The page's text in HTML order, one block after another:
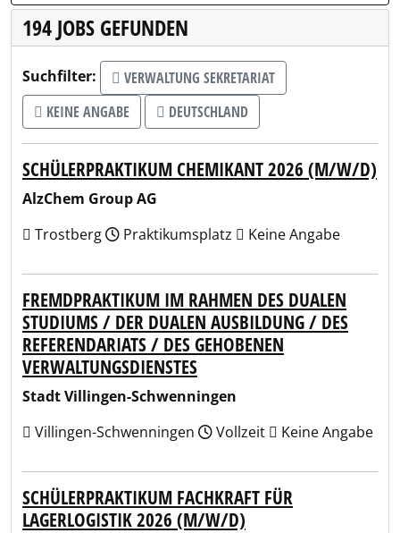
194 JOBS GEFUNDEN
Suchfilter:
VERWALTUNG SEKRETARIAT
KEINE ANGABE
DEUTSCHLAND
SCHÜLERPRAKTIKUM CHEMIKANT 2026 (M/W/D)
AlzChem Group AG
Trostberg
Praktikumsplatz Keine Angabe
FREMDPRAKTIKUM IM RAHMEN DES DUALEN
STUDIUMS / DER DUALEN AUSBILDUNG / DES
REFERENDARIATS / DES GEHOBENEN
VERWALTUNGSDIENSTES
Stadt Villingen-Schwenningen
Villingen-Schwenningen
Vollzeit Keine Angabe
SCHÜLERPRAKTIKUM FACHKRAFT FÜR
LAGERLOGISTIK 2026 (M/W/D)